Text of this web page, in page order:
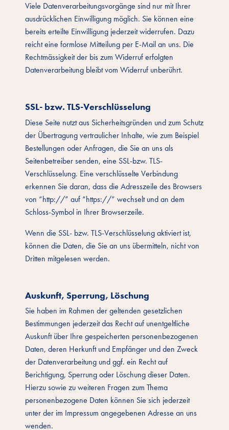
Viele Datenverarbeitungsvorgänge sind nur mit Ihrer
ausdrücklichen Einwilligung möglich. Sie können eine
bereits erteilte Einwilligung jederzeit widerrufen. Dazu
reicht eine formlose Mitteilung per E-Mail an uns. Die
Rechtmässigkeit der bis zum Widerruf erfolgten
Datenverarbeitung bleibt vom Widerruf unberührt.
SSL- bzw. TLS-Verschlüsselung
Diese Seite nutzt aus Sicherheitsgründen und zum Schutz
der Übertragung vertraulicher Inhalte, wie zum Beispiel
Bestellungen oder Anfragen, die Sie an uns als
Seitenbetreiber senden, eine SSL-bzw. TLS-
Verschlüsselung. Eine verschlüsselte Verbindung
erkennen Sie daran, dass die Adresszeile des Browsers
von “http://” auf “https://” wechselt und an dem
Schloss-Symbol in Ihrer Browserzeile.
Wenn die SSL- bzw. TLS-Verschlüsselung aktiviert ist,
können die Daten, die Sie an uns übermitteln, nicht von
Dritten mitgelesen werden.
Auskunft, Sperrung, Löschung
Sie haben im Rahmen der geltenden gesetzlichen
Bestimmungen jederzeit das Recht auf unentgeltliche
Auskunft über Ihre gespeicherten personenbezogenen
Daten, deren Herkunft und Empfänger und den Zweck
der Datenverarbeitung und ggf. ein Recht auf
Berichtigung, Sperrung oder Löschung dieser Daten.
Hierzu sowie zu weiteren Fragen zum Thema
personenbezogene Daten können Sie sich jederzeit
unter der im Impressum angegebenen Adresse an uns
wenden.